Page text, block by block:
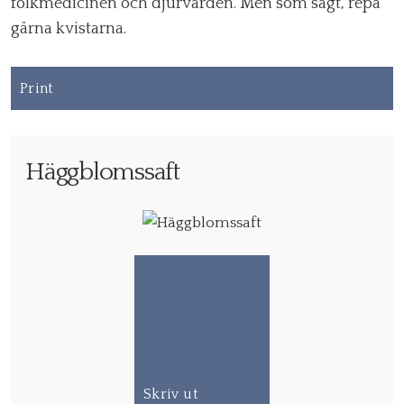
folkmedicinen och djurvården. Men som sagt, repa
gärna kvistarna.
Print
Häggblomssaft
Skriv ut